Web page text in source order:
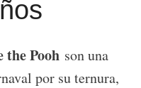
the Poohson una
por su ternura,